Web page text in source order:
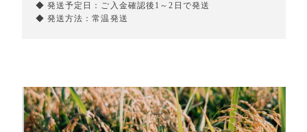
◆ 発送予定日：ご入金確認後1～2日で発送
◆ 発送方法：常温発送